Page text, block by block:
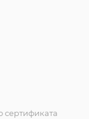
сертификата